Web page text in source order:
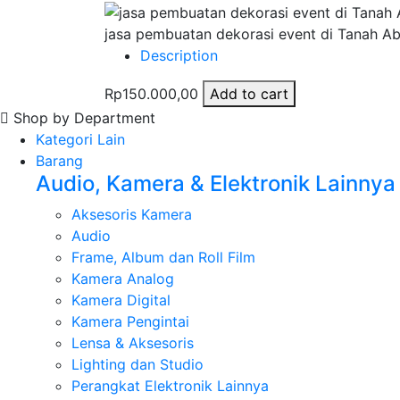
jasa pembuatan dekorasi event di Tanah
Description
Rp150.000,00
Add to cart
Shop by Department
Kategori Lain
Barang
Audio, Kamera & Elektronik Lainnya
Aksesoris Kamera
Audio
Frame, Album dan Roll Film
Kamera Analog
Kamera Digital
Kamera Pengintai
Lensa & Aksesoris
Lighting dan Studio
Perangkat Elektronik Lainnya